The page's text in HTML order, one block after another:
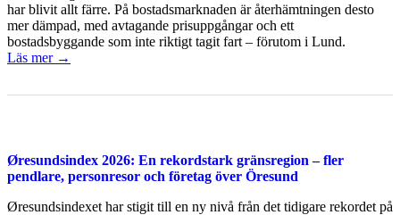
har blivit allt färre. På bostadsmarknaden är återhämtningen desto
mer dämpad, med avtagande prisuppgångar och ett
bostadsbyggande som inte riktigt tagit fart – förutom i Lund.
Läs mer →
Øresundsindex 2026: En rekordstark gränsregion – fler
pendlare, personresor och företag över Öresund
Øresundsindexet har stigit till en ny nivå från det tidigare rekordet på